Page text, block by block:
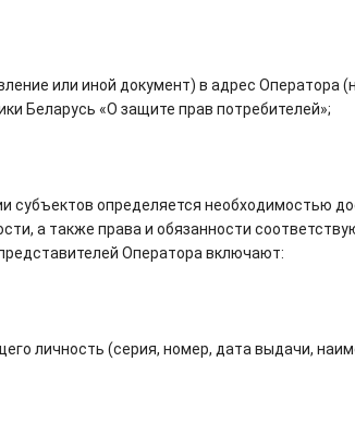
или иной документ) в адрес Оператора
Беларусь «О защите прав потребителей»;
определяется необходимостью
а также права и обязанности
Оператора включают:
личность (серия, номер, дата выдачи,